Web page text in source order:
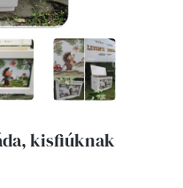
kisfiúknak